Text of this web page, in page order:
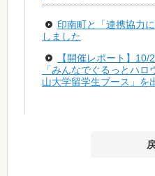
印南町と「連携協力
しました
【開催レポート】
「みんなでぐるっとハ
山大学留学生ブース」を